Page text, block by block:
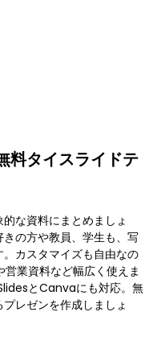
料タイスライドテ
な資料にまとめましょ
きの方や教員、学生も、写
カスタマイズも自由なの
業資料など幅広く使えま
とCanvaにも対応。無
プレゼンを作成しましょ